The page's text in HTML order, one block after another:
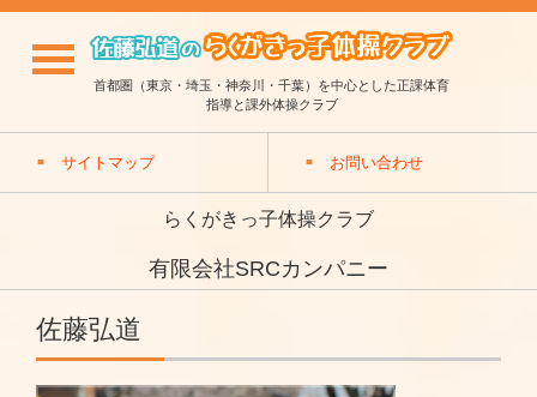
首都圏（東京・埼玉・神奈川・千葉）を中心とした正課体育
指導と課外体操クラブ
サイトマップ お問い合わせ
らくがきっ子体操クラブ
有限会社SRCカンパニー
佐藤弘道